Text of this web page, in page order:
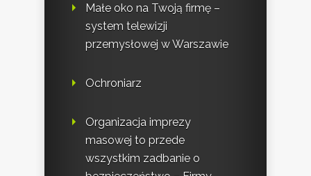
Małe oko na Twoją firmę –
system telewizji
przemysłowej w Warszawie
Ochroniarz
Organizacja imprezy
masowej to przede
wszystkim zadbanie o